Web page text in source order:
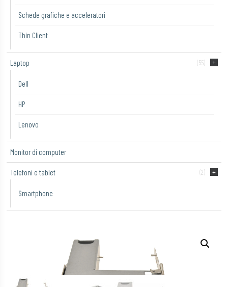
Schede grafiche e acceleratori
Thin Client
Laptop (55)
Dell
HP
Lenovo
Monitor di computer
Telefoni e tablet (2)
Smartphone